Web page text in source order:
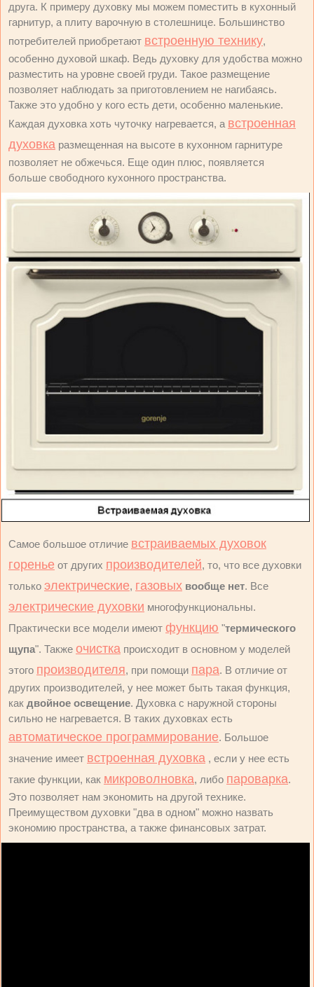
друга. К примеру духовку мы можем поместить в кухонный
гарнитур, а плиту варочную в столешнице. Большинство
потребителей приобретают встроенную технику,
особенно духовой шкаф. Ведь духовку для удобства можно
разместить на уровне своей груди. Такое размещение
позволяет наблюдать за приготовлением не нагибаясь.
Также это удобно у кого есть дети, особенно маленькие.
Каждая духовка хоть чуточку нагревается, а встроенная
духовка размещенная на высоте в кухонном гарнитуре
позволяет не обжечься. Еще один плюс, появляется
больше свободного кухонного пространства.
Самое большое отличие встраиваемых духовок
горенье от других производителей, то, что все духовки
только электрические, газовых вообще нет. Все
электрические духовки многофункциональны.
Практически все модели имеют функцию "термического
щупа". Также очистка происходит в основном у моделей
этого производителя, при помощи пара. В отличие от
других производителей, у нее может быть такая функция,
как двойное освещение. Духовка с наружной стороны
сильно не нагревается. В таких духовках есть
автоматическое программирование. Большое
значение имеет встроенная духовка , если у нее есть
такие функции, как микроволновка, либо пароварка.
Это позволяет нам экономить на другой технике.
Преимуществом духовки "два в одном" можно назвать
экономию пространства, а также финансовых затрат.